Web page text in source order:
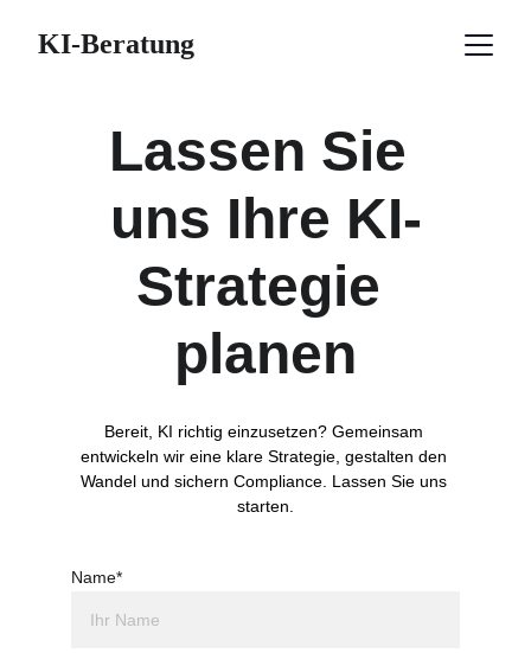
KI-Beratung
Lassen Sie
uns Ihre KI-
Strategie
planen
Bereit, KI richtig einzusetzen? Gemeinsam
entwickeln wir eine klare Strategie, gestalten den
Wandel und sichern Compliance. Lassen Sie uns
starten.
Name*